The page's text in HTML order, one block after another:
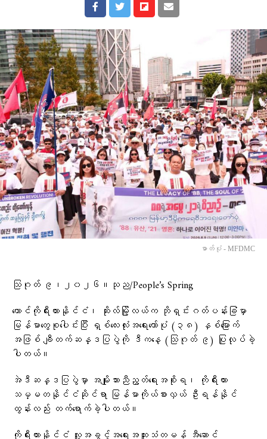
ဓာတ်ပုံ - MFDMC
သြဂုတ် ၉၊၂၀၂၆။သုည/People’s Spring
တောင်ကိုရီးယားနိုင်ငံ၊ ဆိုးလ်မြို့လယ်က ဘိုရှင်းဂတ်ပန်းခြံမှာ
မြန်မာတွေစုပေါင်းပြီး ရှစ်လေးလုံးအရေးတော်ပုံ (၃၈) နှစ်မြောက်
အဖြစ် ချီတက်ဆန္ဒပြပွဲကို ဒီကနေ့ (သြဂုတ် ၉) ပြုလုပ်ခဲ့
ပါတယ်။
အဲဒီဆန္ဒပြပွဲမှာ အမျိုးသားညီညွတ်ရေးအစိုးရ၊ ကိုရီးယား
သမ္မတနိုင်ငံဆိုင်ရာ မြန်မာကိုယ်စားလှယ် ဦးရန်နိုင်
ထွန်းလည်း တက်ရောက်ခဲ့ပါတယ်။